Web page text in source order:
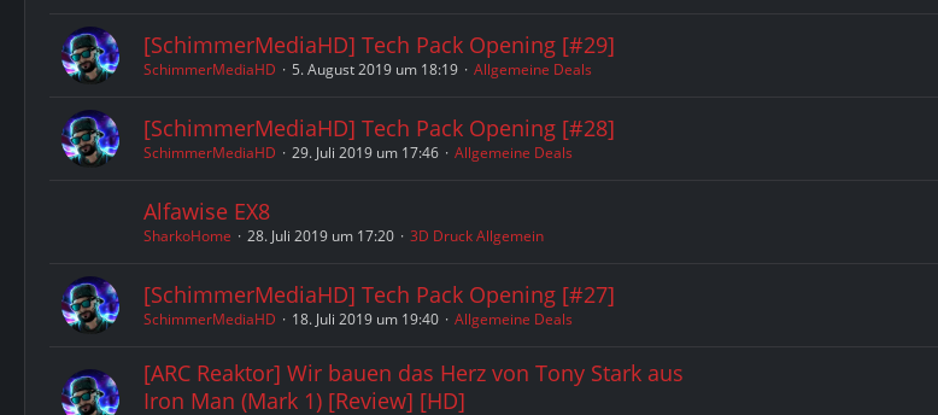
[SchimmerMediaHD] Tech Pack Opening [#29]
SchimmerMediaHD 5. August 2019 um 18:19 Allgemeine Deals
[SchimmerMediaHD] Tech Pack Opening [#28]
SchimmerMediaHD 29. Juli 2019 um 17:46 Allgemeine Deals
Alfawise EX8
SharkoHome 28. Juli 2019 um 17:20 3D Druck Allgemein
[SchimmerMediaHD] Tech Pack Opening [#27]
SchimmerMediaHD 18. Juli 2019 um 19:40 Allgemeine Deals
[ARC Reaktor] Wir bauen das Herz von Tony Stark aus
Iron Man (Mark 1) [Review] [HD]